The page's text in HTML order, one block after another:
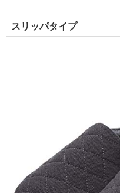
スリッパタイプ